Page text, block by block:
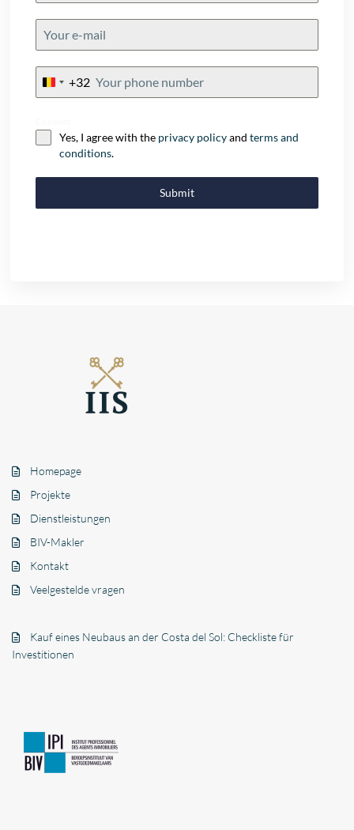
Belgium
+32
Yes, I agree with the privacy policyandterms and
conditions.
Submit
Homepage
Projekte
Dienstleistungen
BIV-Makler
Kontakt
Veelgestelde vragen
Kauf eines Neubaus an der Costa del Sol: Checkliste für
Investitionen